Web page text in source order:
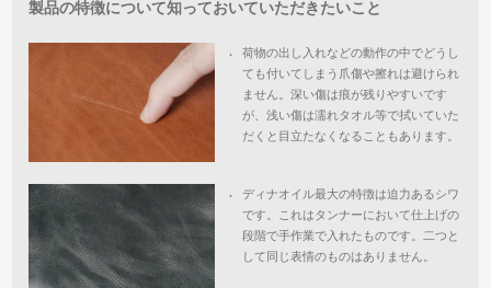
製品の特徴について知っておいていただきたいこと
・
荷物の出し入れなどの動作の中でどうし
ても付いてしまう爪傷や擦れは避けられ
ません。深い傷は痕が残りやすいです
が、浅い傷は濡れタオル等で拭いていた
だくと目立たなくなることもあります。
・
ディナオイル最大の特徴は迫力あるシワ
です。これはタンナーにおいて仕上げの
段階で手作業で入れたものです。二つと
して同じ表情のものはありません。